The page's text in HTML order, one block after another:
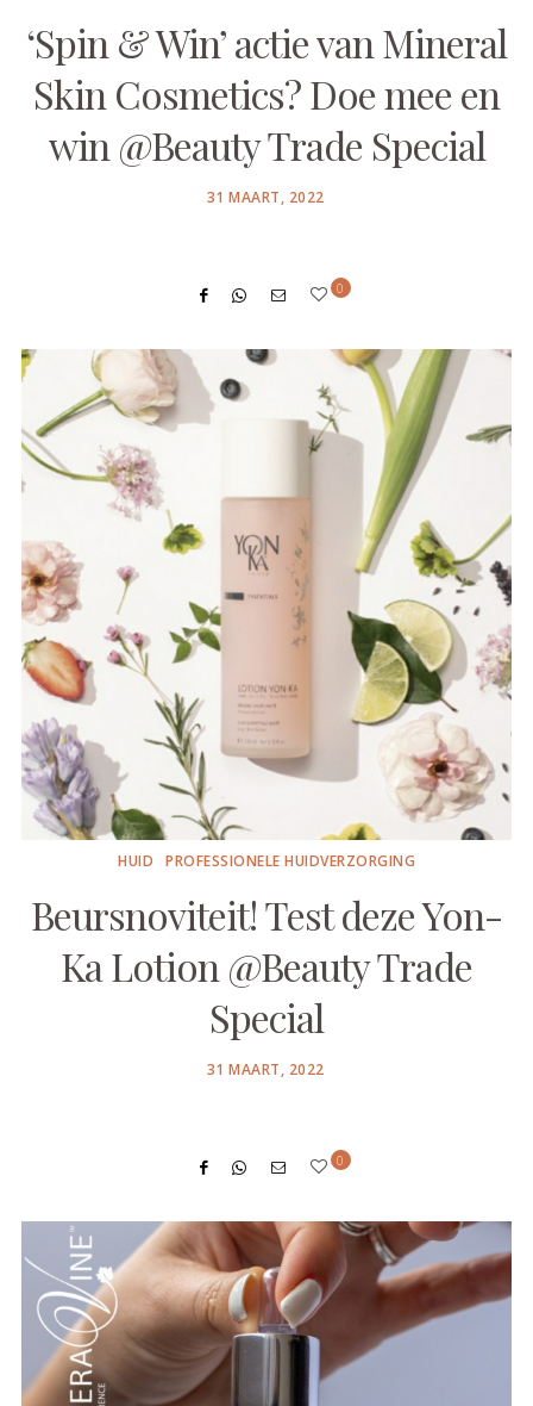
‘Spin & Win’ actie van Mineral
Skin Cosmetics? Doe mee en
win @Beauty Trade Special
POSTED
31 MAART, 2022
0
HUID PROFESSIONELE HUIDVERZORGING
Beursnoviteit! Test deze Yon-
Ka Lotion @Beauty Trade
Special
POSTED
31 MAART, 2022
0